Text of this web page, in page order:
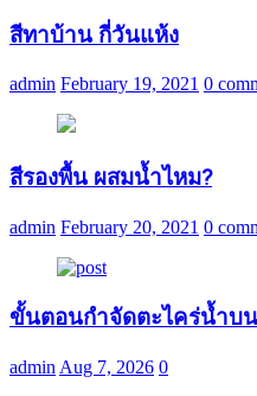
สีทาบ้าน กี่วันแห้ง
admin February 19, 2021 0
สีรองพื้น ผสมน้ำไหม?
admin February 20, 2021 0
ขั้นตอนกำจัดตะไคร่น้ำบ
admin Aug 7, 2026 0